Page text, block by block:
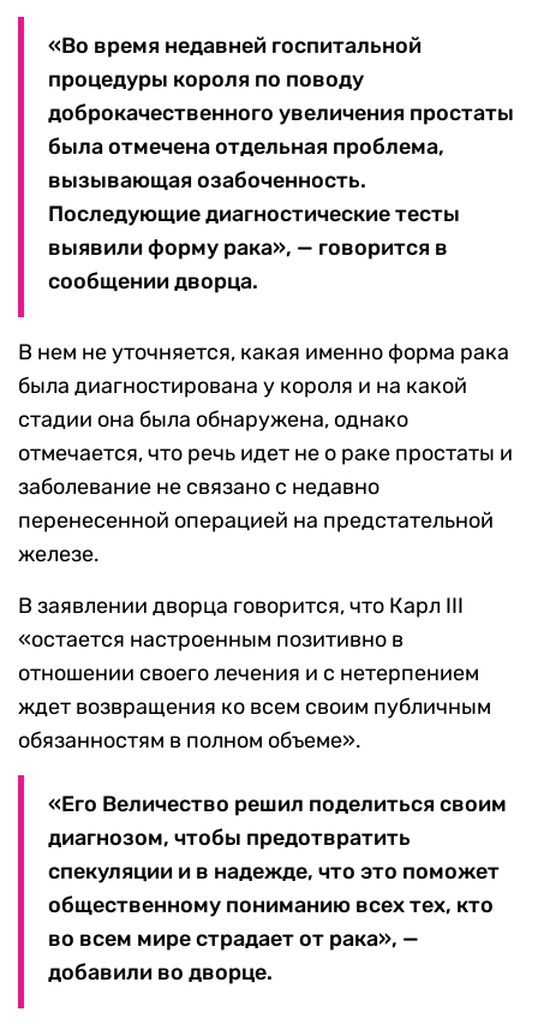
«Во время недавней госпитальной
процедуры короля по поводу
доброкачественного увеличения простаты
была отмечена отдельная проблема,
вызывающая озабоченность.
Последующие диагностические тесты
выявили форму рака», — говорится в
сообщении дворца.
В нем не уточняется, какая именно форма рака
была диагностирована у короля и на какой
стадии она была обнаружена, однако
отмечается, что речь идет не о раке простаты и
заболевание не связано с недавно
перенесенной операцией на предстательной
железе.
В заявлении дворца говорится, что Карл III
«остается настроенным позитивно в
отношении своего лечения и с нетерпением
ждет возвращения ко всем своим публичным
обязанностям в полном объеме».
«Его Величество решил поделиться своим
диагнозом, чтобы предотвратить
спекуляции и в надежде, что это поможет
общественному пониманию всех тех, кто
во всем мире страдает от рака», —
добавили во дворце.